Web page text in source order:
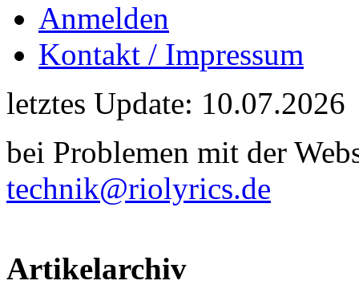
Anmelden
Kontakt / Impressum
letztes Update: 10.07.2026
bei Problemen mit der
technik@riolyrics.de
Artikelarchiv